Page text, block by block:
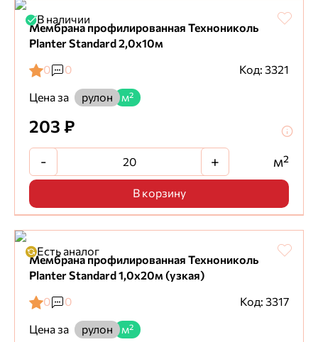
В наличии
Мембрана профилированная Технониколь
Planter Standard 2,0х10м
0
0
Код: 3321
Цена за
рулон м²
203 ₽
- + м²
В корзину
Есть аналог
Мембрана профилированная Технониколь
Planter Standard 1,0х20м (узкая)
0
0
Код: 3317
Цена за
рулон м²